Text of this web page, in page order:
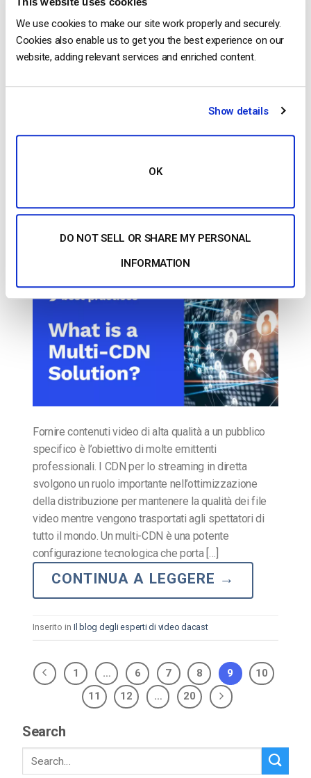
We use cookies to make our site work properly and securely.
Cookies also enable us to get you the best experience on our
website, adding relevant services and enriched content.
Show details
OK
DO NOT SELL OR SHARE MY PERSONAL
INFORMATION
Inserito in Il blog degli esperti di video dacast
Che cos’è una soluzione Multi-CDN?
streaming in tempo reale
Fornire contenuti video di alta qualità a un pubblico
specifico è l’obiettivo di molte emittenti
professionali. I CDN per lo streaming in diretta
svolgono un ruolo importante nell’ottimizzazione
della distribuzione per mantenere la qualità dei file
video mentre vengono trasportati agli spettatori di
tutto il mondo. Un multi-CDN è una potente
configurazione tecnologica che porta […]
CONTINUA A LEGGERE →
Inserito in Il blog degli esperti di video dacast
1 … 6 7 8 9
10
11
12 … 20
Search